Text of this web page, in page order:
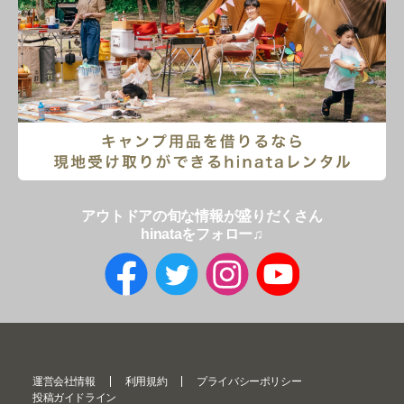
アウトドアの旬な情報が盛りだくさん
hinataをフォロー♫
運営会社情報 利用規約
プライバシーポリシー
投稿ガイドライン